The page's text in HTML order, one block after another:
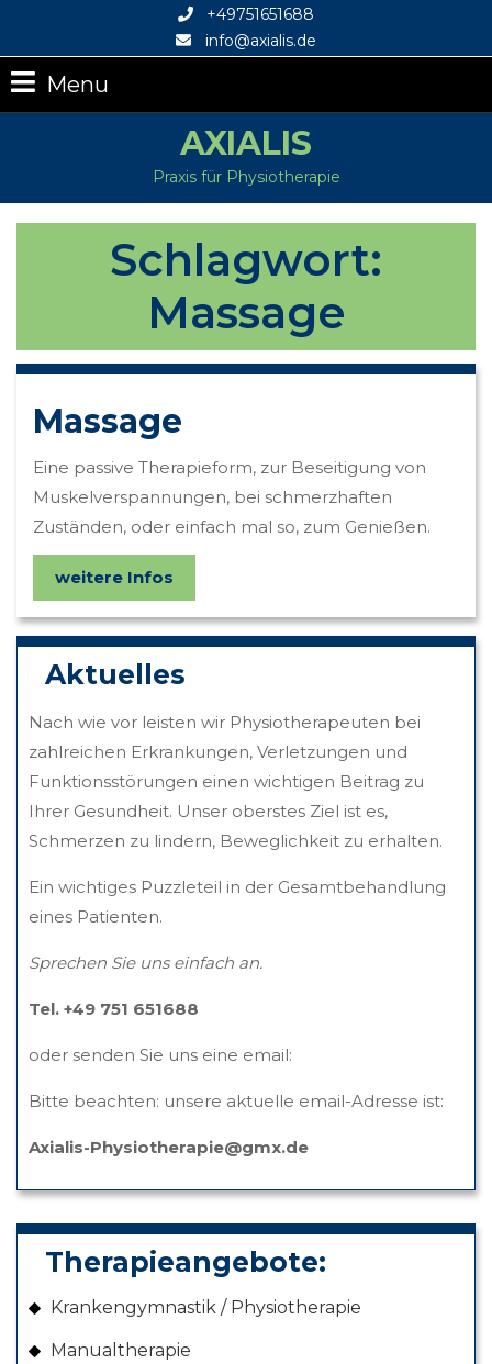
+49751651688
info@axialis.de
Menu
AXIALIS
Praxis für Physiotherapie
Schlagwort:
Massage
Massage
Eine passive Therapieform, zur Beseitigung von
Muskelverspannungen, bei schmerzhaften
Zuständen, oder einfach mal so, zum Genießen.
weitere Infos
Aktuelles
Nach wie vor leisten wir Physiotherapeuten bei
zahlreichen Erkrankungen, Verletzungen und
Funktionsstörungen einen wichtigen Beitrag zu
Ihrer Gesundheit. Unser oberstes Ziel ist es,
Schmerzen zu lindern, Beweglichkeit zu erhalten.
Ein wichtiges Puzzleteil in der Gesamtbehandlung
eines Patienten.
Sprechen Sie uns einfach an.
Tel. +49 751 651688
oder senden Sie uns eine email:
Bitte beachten: unsere aktuelle email-Adresse ist:
Axialis-Physiotherapie@gmx.de
Therapieangebote:
Krankengymnastik / Physiotherapie
Manualtherapie